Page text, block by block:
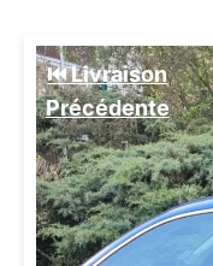
⏮️ Livraison
Précédente